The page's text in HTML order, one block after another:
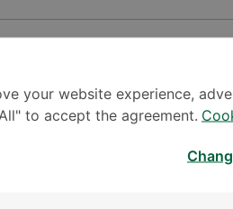
your website experience,
to accept the agreement.